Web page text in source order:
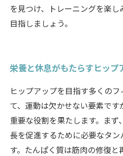
を見つけ、トレーニングを楽
目指しましょう。
栄養と休息がもたらすヒップ
ヒップアップを目指す多くの
て、運動は欠かせない要素で
重要な役割を果たします。ま
長を促進するために必要なタ
す。たんぱく質は筋肉の修復